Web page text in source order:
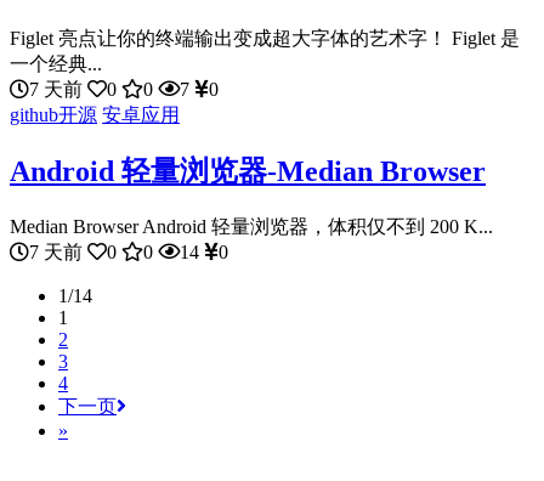
Figlet 亮点让你的终端输出变成超大字体的艺术字！ Figlet 是
一个经典...
7 天前
0 0 7
0
github开源 安卓应用
Android 轻量浏览器-Median Browser
Median Browser Android 轻量浏览器，体积仅不到 200 K...
7 天前
0 0 14 0
1/14
1
2
3
4
下一页
»